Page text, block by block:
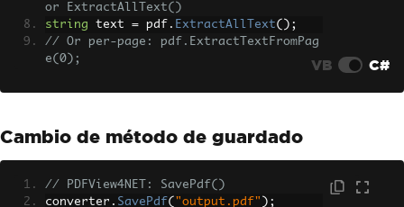
or ExtractAllText()
string text = pdf . ExtractAllText();
// Or per-page: pdf.ExtractTextFromPag
e(0);
VB C#
Cambio de método de guardado
// PDFView4NET: SavePdf()
converter . SavePdf( "output.pdf" );